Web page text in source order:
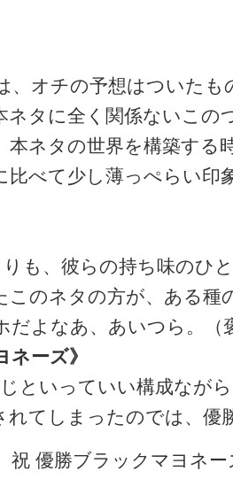
、オチの予想はついたも
ネタに全く関係ないこの
本ネタの世界を構築する
比べて少し薄っぺらい印
も、彼らの持ち味のひ
このネタの方が、ある種
だよなあ、あいつら。（
ネーズ》
といっていい構成なが
れてしまったのでは、優
祝 優勝ブラックマヨネ